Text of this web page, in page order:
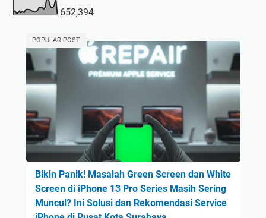
652,394
POPULAR POST
Bikin Panik! Masalah Green Screen dan White
Screen di iPhone 13 Pro Series Masih Sering
Muncul? Ini Solusi dan Rekomendasi Service